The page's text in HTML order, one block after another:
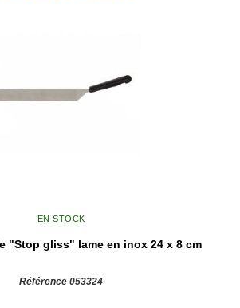
EN STOCK
"Stop gliss" lame en inox 24 x 8 cm
Référence 053324